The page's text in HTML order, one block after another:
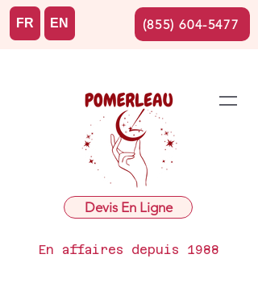
Devis En Ligne
En affaires depuis 1988
FR EN (855) 604-5477